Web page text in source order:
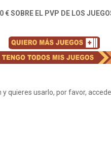
SOBRE EL PVP DE LOS
y quieres usarlo, por favor,